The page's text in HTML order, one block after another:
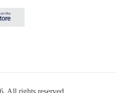
All rights reserved.